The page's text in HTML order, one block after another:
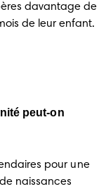
davantage de
de leur enfant.
peut-on
pour une
naissances